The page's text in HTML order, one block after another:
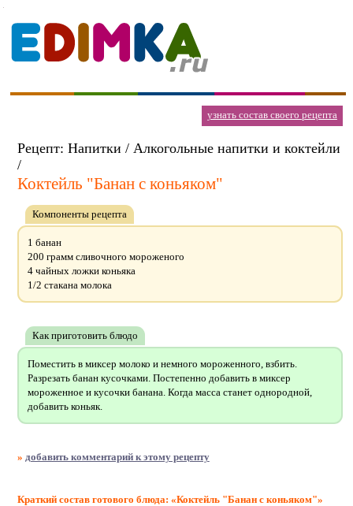
узнать состав своего рецепта
Рецепт: Напитки / Алкогольные напитки и коктейли
/
Коктейль "Банан с коньяком"
Компоненты рецепта
1 банан
200 грамм сливочного мороженого
4 чайных ложки коньяка
1/2 стакана молока
Как приготовить блюдо
Поместить в миксер молоко и немного мороженного, взбить.
Разрезать банан кусочками. Постепенно добавить в миксер
мороженное и кусочки банана. Когда масса станет однородной,
добавить коньяк.
» добавить комментарий к этому рецепту
Краткий состав готового блюда: «Коктейль "Банан с коньяком"»